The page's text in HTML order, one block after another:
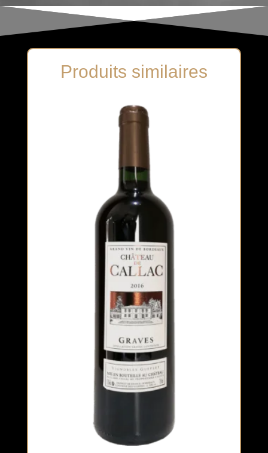
Produits similaires